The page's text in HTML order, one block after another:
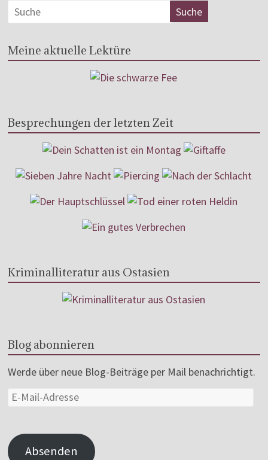
Meine aktuelle Lektüre
Besprechungen der letzten Zeit
Kriminalliteratur aus Ostasien
Blog abonnieren
Werde über neue Blog-Beiträge per Mail benachrichtigt.
Absenden